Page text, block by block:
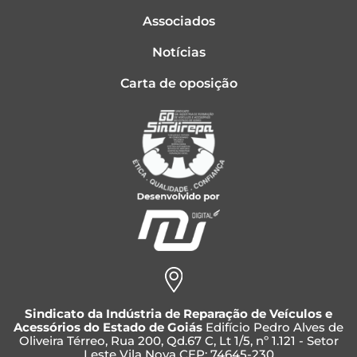
Associados
Notícias
Carta de oposição
Sindicato da Indústria de Reparação de Veículos e
Acessórios do Estado de Goiás Edifício Pedro Alves de
Oliveira Térreo, Rua 200, Qd.67 C, Lt 1/5, nº 1.121 - Setor